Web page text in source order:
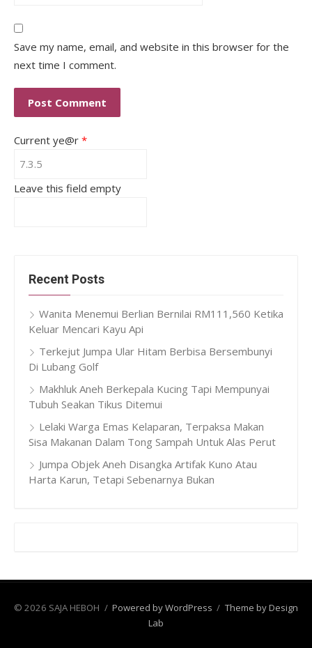
Save my name, email, and website in this browser for the
next time I comment.
Current ye@r *
Leave this field empty
Recent Posts
Wanita Menemui Berlian Bernilai RM111,560 Ketika
Keluar Mencari Kayu Api
Terkejut Jumpa Ular Hitam Berbisa Bersembunyi
Di Lubang Golf
Makhluk Aneh Berkepala Kucing Tapi Mempunyai
Tubuh Seakan Tikus Ditemui
Lelaki Warga Emas Kelaparan, Terpaksa Makan
Sisa Makanan Dalam Tong Sampah Untuk Alas Perut
Jumpa Objek Aneh Disangka Artifak Kuno Atau
Harta Karun, Tetapi Sebenarnya Bukan
© 2026 SAJA HEBOH / Powered by WordPress / Theme by Design
Lab